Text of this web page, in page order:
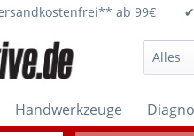
ab 99€
Handwerkzeuge